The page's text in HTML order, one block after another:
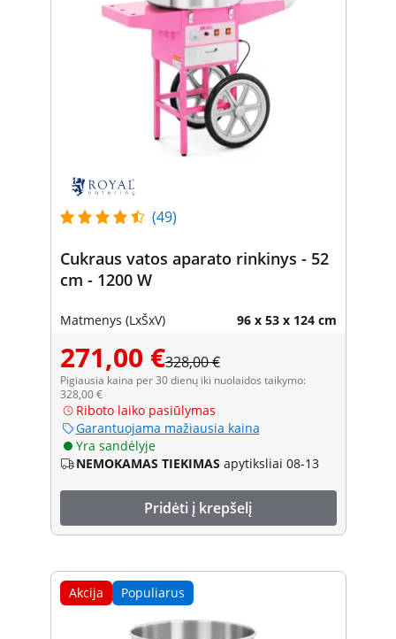
(49)
Cukraus vatos aparato rinkinys - 52
cm - 1200 W
Matmenys (LxŠxV) 96 x 53 x 124 cm
271,00 €328,00 €
Pigiausia kaina per 30 dienų iki nuolaidos taikymo:
328,00 €
Riboto laiko pasiūlymas
Garantuojama mažiausia kaina
Yra sandėlyje
NEMOKAMAS TIEKIMAS apytiksliai 08-13
Pridėti į krepšelį
Akcija Populiarus